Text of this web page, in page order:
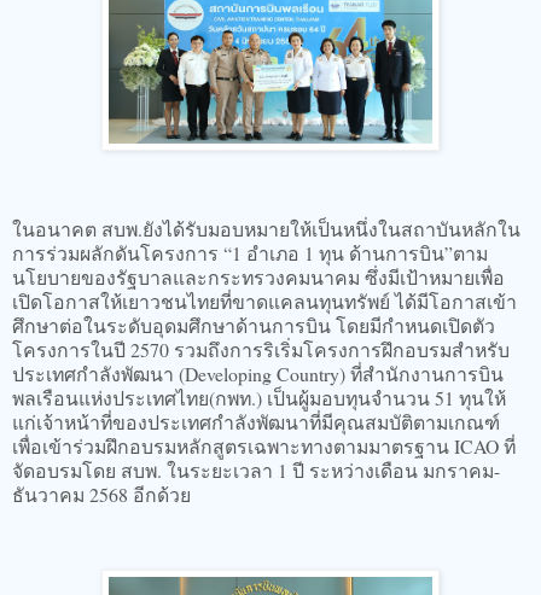
ในอนาคต สบพ.ยังได้รับมอบหมายให้เป็นหนึ่งในสถาบันหลักใน
การร่วมผลักดันโครงการ “1 อำเภอ 1 ทุน ด้านการบิน”ตาม
นโยบายของรัฐบาลและกระทรวงคมนาคม ซึ่งมีเป้าหมายเพื่อ
เปิดโอกาสให้เยาวชนไทยที่ขาดแคลนทุนทรัพย์ ได้มีโอกาสเข้า
ศึกษาต่อในระดับอุดมศึกษาด้านการบิน โดยมีกำหนดเปิดตัว
โครงการในปี 2570 รวมถึงการริเริ่มโครงการฝึกอบรมสำหรับ
ประเทศกำลังพัฒนา (Developing Country) ที่สำนักงานการบิน
พลเรือนแห่งประเทศไทย(กพท.) เป็นผู้มอบทุนจำนวน 51 ทุนให้
แก่เจ้าหน้าที่ของประเทศกำลังพัฒนาที่มีคุณสมบัติตามเกณฑ์
เพื่อเข้าร่วมฝึกอบรมหลักสูตรเฉพาะทางตามมาตรฐาน ICAO ที่
จัดอบรมโดย สบพ. ในระยะเวลา 1 ปี ระหว่างเดือน มกราคม-
ธันวาคม 2568 อีกด้วย